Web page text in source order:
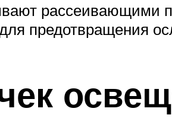
предотвращения